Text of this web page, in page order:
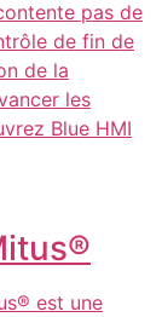
pas de
de fin de
de la
les
Blue HMI
est une